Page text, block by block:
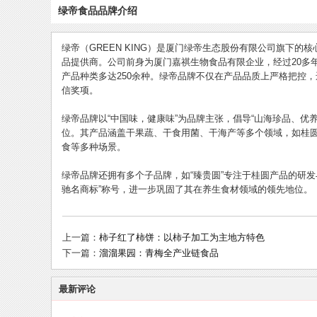
绿帝食品品牌介绍
绿帝（GREEN KING）是厦门绿帝生态股份有限公司旗下的
品提供商。公司前身为厦门嘉祺生物食品有限企业，经过20
产品种类多达250余种。绿帝品牌不仅在产品品质上严格把控
信奖项。
绿帝品牌以“中国味，健康味”为品牌主张，倡导“山海珍品、
位。其产品涵盖干果蔬、干食用菌、干海产等多个领域，如
食等多种场景。
绿帝品牌还拥有多个子品牌，如“臻贵圆”专注于桂圆产品的研
驰名商标”称号，进一步巩固了其在养生食材领域的领先地位。
上一篇： 柿子红了柿饼：以柿子加工为主地方特色
下一篇： 溜溜果园：青梅全产业链食品
最新评论